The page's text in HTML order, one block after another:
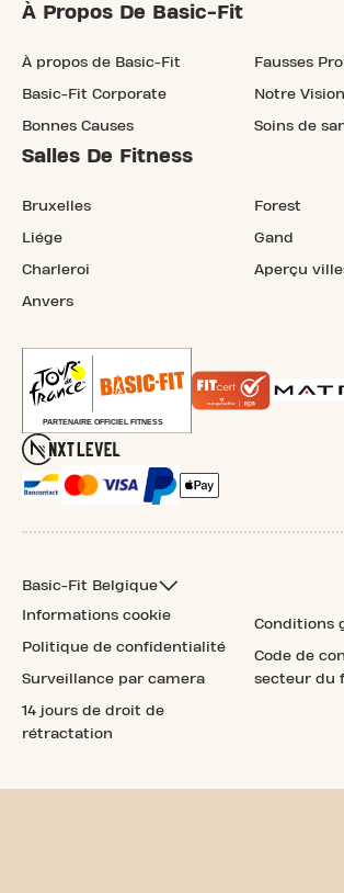
À Propos De Basic-Fit
À propos de Basic-Fit
Basic-Fit Corporate
Bonnes Causes
Fausses
Notre
Soins de
Salles De Fitness
Bruxelles
Liége
Charleroi
Anvers
Forest
Gand
Aperçu
Basic-Fit Belgique
Informations cookie
Politique de confidentialité
Surveillance par camera
14 jours de droit de
rétractation
Conditions
Code de
secteur du